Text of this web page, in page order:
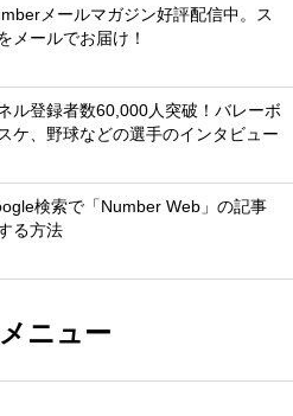
メールマガジン好評配信中。ス
メールでお届け！
ル登録者数60,000人突破！バレーボ
ケ、野球などの選手のインタビュー
検索で「Number Web」の記事
る方法
ニュー